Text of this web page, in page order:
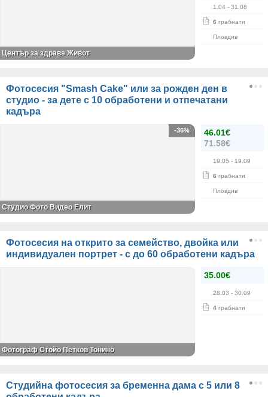
1.04 - 31.08
6 грабнати
Пловдив
Център за здраве Живот
Фотосесия "Smash Cake" или за рожден ден в
студио - за дете с 10 обработени и отпечатани
кадъра
46.01€
71.58€
19.05 - 19.09
6 грабнати
Пловдив
-36%
Студио Фото Видео Елит
Фотосесия на открито за семейство, двойка или
индивидуален портрет - с до 60 обработени кадъра
35.00€
28.03 - 30.09
4 грабнати
Фотограф Стойо Петков Тонино
Студийна фотосесия за бременна дама с 5 или 8